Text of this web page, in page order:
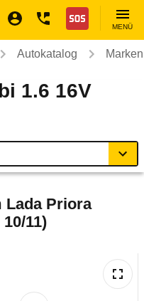
Nothilfe
MENÜ
Autokatalog
1.6 16V
Lada Priora
11)